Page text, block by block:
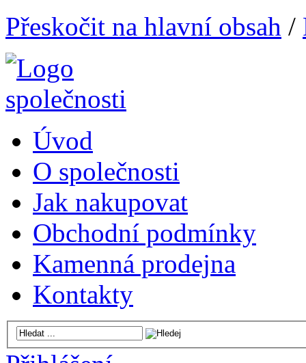
Přeskočit na hlavní obsah /
Úvod
O společnosti
Jak nakupovat
Obchodní podmínky
Kamenná prodejna
Kontakty